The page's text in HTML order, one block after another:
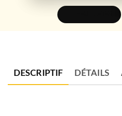
DESCRIPTIF DÉTAILS